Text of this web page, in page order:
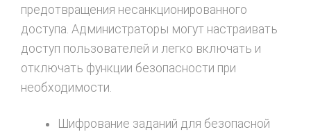
предотвращения несанкционированного
доступа. Администраторы могут настраивать
доступ пользователей и легко включать и
отключать функции безопасности при
необходимости.
Шифрование заданий для безопасной